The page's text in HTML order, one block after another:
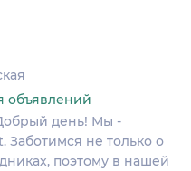
объявлений
день! Мы -
Заботимся не только о
поэтому в нашей